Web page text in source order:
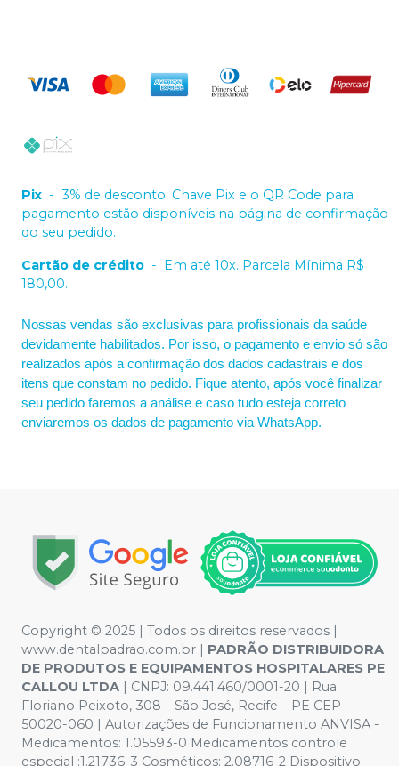
Pix - 3% de desconto. Chave Pix e o QR Code para
pagamento estão disponíveis na página de confirmação
do seu pedido.
Cartão de crédito - Em até 10x. Parcela Mínima R$
180,00.
Nossas vendas são exclusivas para profissionais da saúde
devidamente habilitados. Por isso, o pagamento e envio só são
realizados após a confirmação dos dados cadastrais e dos
itens que constam no pedido. Fique atento, após você finalizar
seu pedido faremos a análise e caso tudo esteja correto
enviaremos os dados de pagamento via WhatsApp.
Copyright © 2025 | Todos os direitos reservados |
www.dentalpadrao.com.br | PADRÃO DISTRIBUIDORA
DE PRODUTOS E EQUIPAMENTOS HOSPITALARES PE
CALLOU LTDA | CNPJ: 09.441.460/0001-20 | Rua
Floriano Peixoto, 308 – São José, Recife – PE CEP
50020-060 | Autorizações de Funcionamento ANVISA -
Medicamentos: 1.05593-0 Medicamentos controle
especial :1.21736-3 Cosméticos: 2.08716-2 Dispositivo